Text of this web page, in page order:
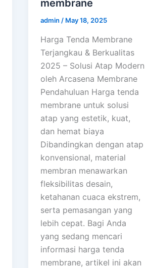
membrane
admin/ May 18, 2025
Harga Tenda Membrane
Terjangkau & Berkualitas
2025 – Solusi Atap Modern
oleh Arcasena Membrane
Pendahuluan Harga tenda
membrane untuk solusi
atap yang estetik, kuat,
dan hemat biaya
Dibandingkan dengan atap
konvensional, material
membran menawarkan
fleksibilitas desain,
ketahanan cuaca ekstrem,
serta pemasangan yang
lebih cepat. Bagi Anda
yang sedang mencari
informasi harga tenda
membrane, artikel ini akan